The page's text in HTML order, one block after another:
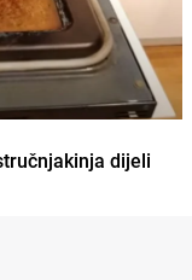
dijeli